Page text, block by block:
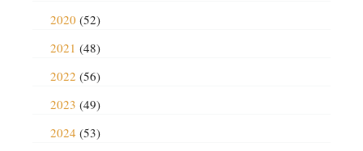
2020 (52)
2021 (48)
2022 (56)
2023 (49)
2024 (53)